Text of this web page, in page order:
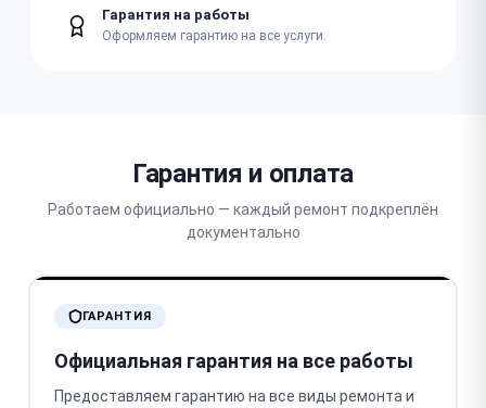
Гарантия на работы
Оформляем гарантию на все услуги.
Гарантия и оплата
Работаем официально — каждый ремонт подкреплён
документально
ГАРАНТИЯ
Официальная гарантия на все работы
Предоставляем гарантию на все виды ремонта и